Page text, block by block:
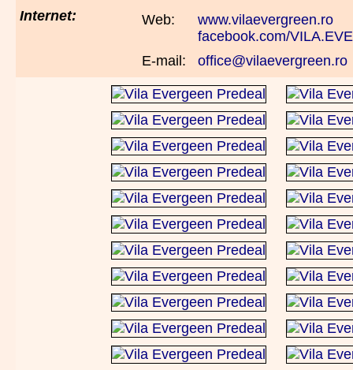
Internet: Web:
www.vilaevergreen.ro
facebook.com/
E-mail:
office@vilaevergreen.ro